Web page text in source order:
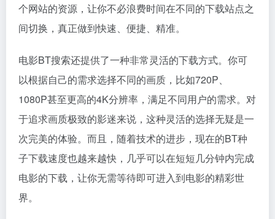
个网站的资源，让你不必浪费时间在不同的下载站点之
间切换，真正做到快速、便捷、精准。
电影BT搜索还提供了一种非常灵活的下载方式。你可
以根据自己的需求选择不同的画质，比如720P、
1080P甚至更高的4K分辨率，满足不同用户的需求。对
于追求画质极致的影迷来说，这种灵活的选择无疑是一
次完美的体验。而且，随着技术的进步，现在的BT种
子下载速度也越来越快，几乎可以在短短几分钟内完成
电影的下载，让你无需等待即可进入到电影的精彩世
界。